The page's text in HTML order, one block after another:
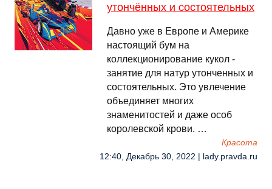
утончённых и состоятельных
Давно уже в Европе и Америке
настоящий бум на
коллекционирование кукол -
занятие для натур утонченных и
состоятельных. Это увлечение
объединяет многих
знаменитостей и даже особ
королевской крови. …
Красота
12:40, Декабрь 30, 2022 | lady.pravda.ru